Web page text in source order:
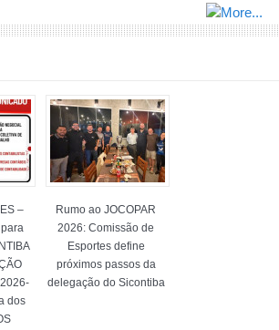
–
dos
Rumo ao JOCOPAR
2026: Comissão de
Esportes define
próximos passos da
delegação do Sicontiba